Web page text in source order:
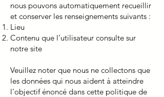
nous pouvons automatiquement recueillir
et conserver les renseignements suivants :
Lieu
Contenu que l’utilisateur consulte sur
notre site
Veuillez noter que nous ne collectons que
les données qui nous aident à atteindre
l’objectif énoncé dans cette politique de